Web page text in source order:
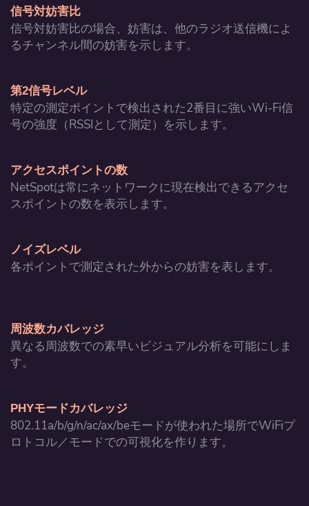
信号対妨害比
信号対妨害比の場合、妨害は、他のラジオ送信機によ
るチャンネル間の妨害を示します。
第2信号レベル
特定の測定ポイントで検出された2番目に強いWi-Fi信
号の強度（RSSIとして測定）を示します。
アクセスポイントの数
NetSpotは常にネットワークに現在検出できるアクセ
スポイントの数を表示します。
ノイズレベル
各ポイントで測定された外からの妨害を表します。
周波数カバレッジ
異なる周波数での素早いビジュアル分析を可能にしま
す。
PHYモードカバレッジ
802.11a/b/g/n/ac/ax/beモードが使われた場所でWiFiプ
ロトコル／モードでの可視化を作ります。